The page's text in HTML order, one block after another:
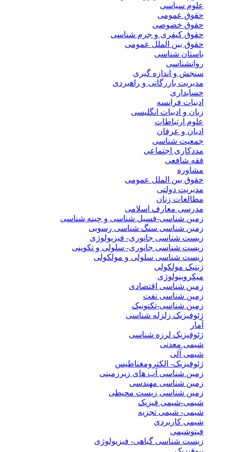
علوم سیاسی
حقوق عمومی
حقوق خصوصی
حقوق کیفری و جرم شناسی
حقوق بین الملل عمومی
باستان شناسی
روانشناسی
سنجش و اندازه گیری
مدیریت بازرگانی و راهبردی
حسابداری
ادبیات فرانسه
زبان و ادبیات انگلیسی
علوم ارتباطات
ادیان و عرفان
جمعیت شناسی
مددکاری اجتماعی
فقه شافعی
مشاوره
حقوق بین الملل عمومی
مدیریت دولتی
مطالعات زنان
مدرسی معارف اسلامی
زمین شناسی-فسیل شناسی و چینه شناسی
زمین شناسی سنگ شناسی رسوبی
زیست شناسی جانوری- فیزیولوژی
زیست شناسی جانوری- سلولی و تکوینی
زیست شناسی سلولی و مولکولی
ژنتیک مولکولی
میکروبیولوژی
زمین شناسی اقتصادی
زمین شناسی نفت
زمین شناسی-تکتونیک
ژئوفیزیک زلزله شناسی
آمار
ژئوفیزیک لرزه شناسی
شیمی معدنی
شیمی آلی
ژئوفیزیک- الکترومغناطیس
زمین شناسی آب های زیرزمینی
زمین شناسی مهندسی
زمین شناسی زیست محیطی
شیمی-شیمی فیزیک
شیمی- شیمی تجزیه
شیمی کاربردی
فیتوشیمی
زیست شناسی گیاهی- فیزیولوژی